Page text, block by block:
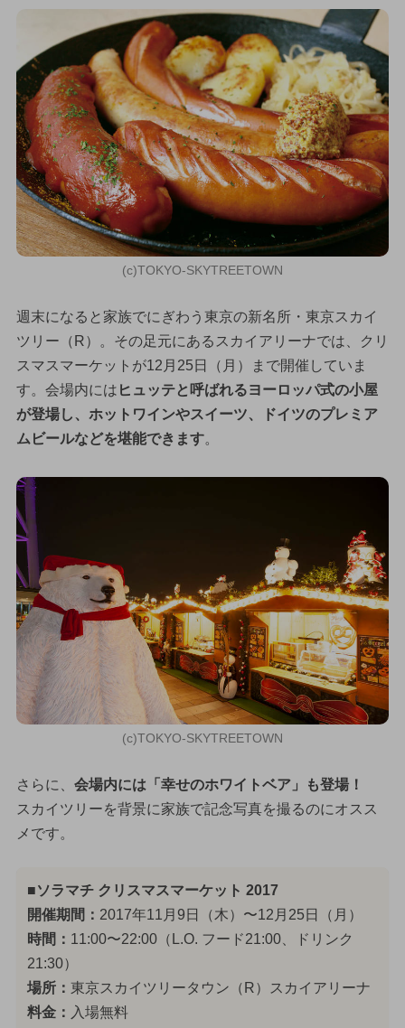
(c)TOKYO-SKYTREETOWN
週末になると家族でにぎわう東京の新名所・東京スカイ
ツリー（R）。その足元にあるスカイアリーナでは、クリ
スマスマーケットが12月25日（月）まで開催していま
す。会場内には ヒュッテと呼ばれるヨーロッパ式の小屋
が登場し、ホットワインやスイーツ、ドイツのプレミア
ムビールなどを堪能できます。
(c)TOKYO-SKYTREETOWN
さらに、 会場内には「幸せのホワイトベア」も登場！
スカイツリーを背景に家族で記念写真を撮るのにオスス
メです。
■ソラマチ クリスマスマーケット 2017
開催期間： 2017年11月9日（木）〜12月25日（月）
時間： 11:00〜22:00（L.O. フード21:00、ドリンク
21:30）
場所： 東京スカイツリータウン（R）スカイアリーナ
料金： 入場無料